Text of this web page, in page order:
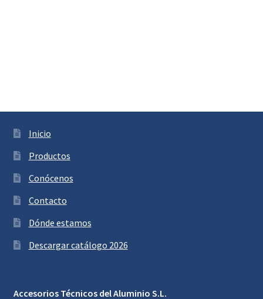
Inicio
Productos
Conócenos
Contacto
Dónde estamos
Descargar catálogo 2026
Accesorios Técnicos del Aluminio S.L.